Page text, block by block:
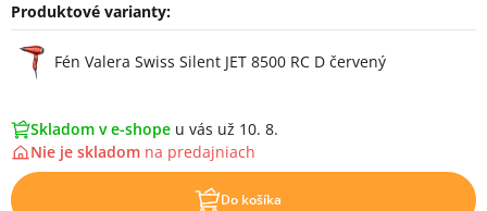
Produktové varianty:
Fén Valera Swiss Silent JET 8500 RC D červený
Skladom v e-shope u vás už 10. 8.
Nie je skladom na predajniach
Do košíka